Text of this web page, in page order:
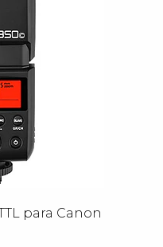
para Canon